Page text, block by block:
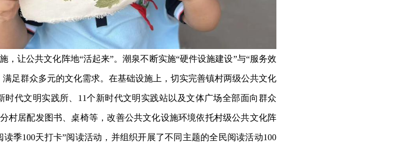
让公共文化阵地“活起来”。潮泉不断实施“硬件设施建设”与“服务效
满足群众多元的文化需求。在基础设施上，切实完善镇村两级公共文化
时代文明实践所、11个新时代文明实践站以及文体广场全部面向群众
村居配发图书、桌椅等，改善公共文化设施环境依托村级公共文化阵
读季100天打卡”阅读活动，并组织开展了不同主题的全民阅读活动100